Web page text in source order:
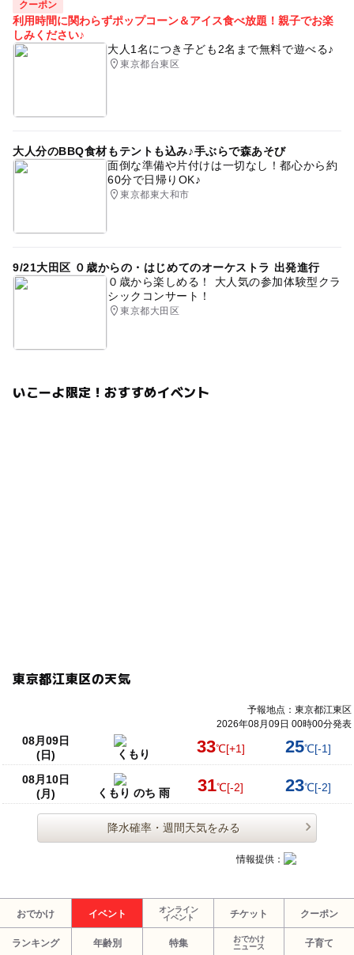
クーポン
利用時間に関わらずポップコーン＆アイス食べ放題！親子でお楽
しみください♪
大人1名につき子ども2名まで無料で遊べる♪
東京都台東区
大人分のBBQ食材もテントも込み♪手ぶらで森あそび
面倒な準備や片付けは一切なし！都心から約
60分で日帰りOK♪
東京都東大和市
9/21大田区 ０歳からの・はじめてのオーケストラ 出発進行
０歳から楽しめる！ 大人気の参加体験型クラ
シックコンサート！
東京都大田区
いこーよ限定！おすすめイベント
東京都江東区の天気
予報地点：東京都江東区
2026年08月09日 00時00分発表
08月09日
(日)
くもり 33℃[+1] 25℃[-1]
08月10日
(月)
くもり のち 雨 31℃[-2] 23℃[-2]
降水確率・週間天気をみる
情報提供：
おでかけ イベント
オンライン
イベント
チケット クーポン
ランキング 年齢別 特集
おでかけ
ニュース
子育て